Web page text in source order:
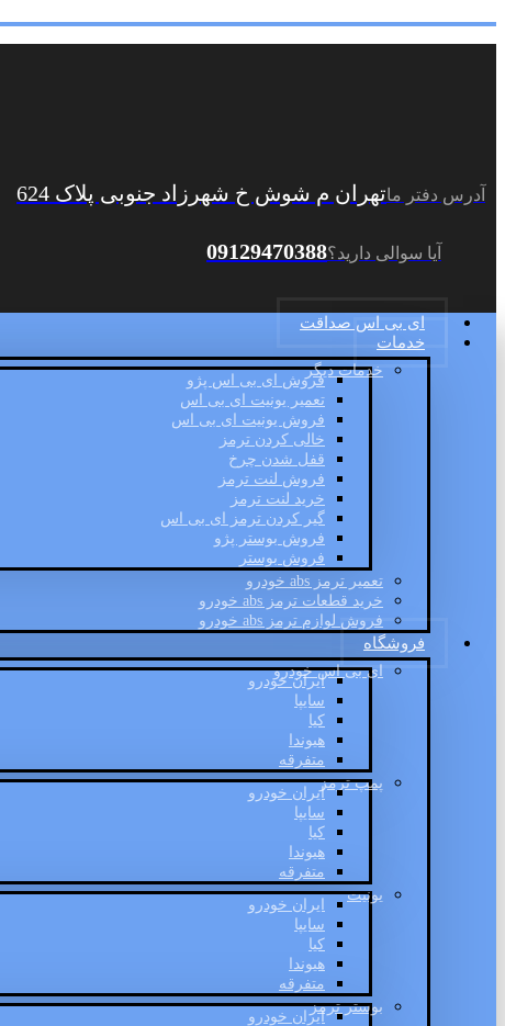
آدرس دفتر ماتهران م شوش خ شهرزاد جنوبی پلاک 624
آیا سوالی دارید؟09129470388
ای بی اس صداقت
خدمات
خدمات دیگر
فروش ای بی اس پژو
تعمیر یونیت ای بی اس
فروش یونیت ای بی اس
خالی کردن ترمز
قفل شدن چرخ
فروش لنت ترمز
خرید لنت ترمز
گیر کردن ترمز ای بی اس
فروش بوستر پژو
فروش بوستر
تعمیر ترمز abs خودرو
خرید قطعات ترمز abs خودرو
فروش لوازم ترمز abs خودرو
فروشگاه
ای بی اس خودرو
ایران خودرو
سایپا
کیا
هیوندا
متفرقه
پمپ ترمز
ایران خودرو
سایپا
کیا
هیوندا
متفرقه
یونیت
ایران خودرو
سایپا
کیا
هیوندا
متفرقه
بوستر ترمز
ایران خودرو